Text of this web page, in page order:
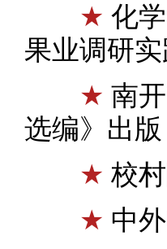
★ 化
果业调研
★ 南
选编》出版
★ 校
★ 中